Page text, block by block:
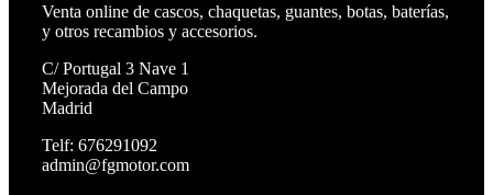
Venta online de cascos, chaquetas, guantes, botas, baterías,
y otros recambios y accesorios.
C/ Portugal 3 Nave 1
Mejorada del Campo
Madrid
Telf: 676291092
admin@fgmotor.com